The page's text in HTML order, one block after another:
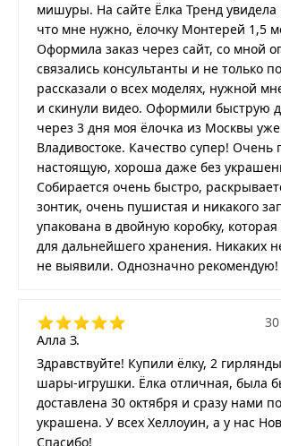
мишуры. На сайте Ёлка Тренд увидела
что мне нужно, ёлочку Монтерей 1,5
Оформила заказ через сайт, со мной
связались консультанты и не только
рассказали о всех моделях, нужной
и скинули видео. Оформили быструю
через 3 дня моя ёлочка из Москвы
Владивостоке. Качество супер! Очень
настоящую, хороша даже без
Собирается очень быстро,
зонтик, очень пушистая и никакого
упакована в двойную коробку, которая
для дальнейшего хранения. Никаких
не выявили. Однозначно рекомендую!
Алла З.
Здравствуйте! Купили ёлку, 2
шары-игрушки. Ёлка отличная, была
доставлена 30 октября и сразу нами
украшена. У всех Хеллоуин, а у нас
Спасибо!